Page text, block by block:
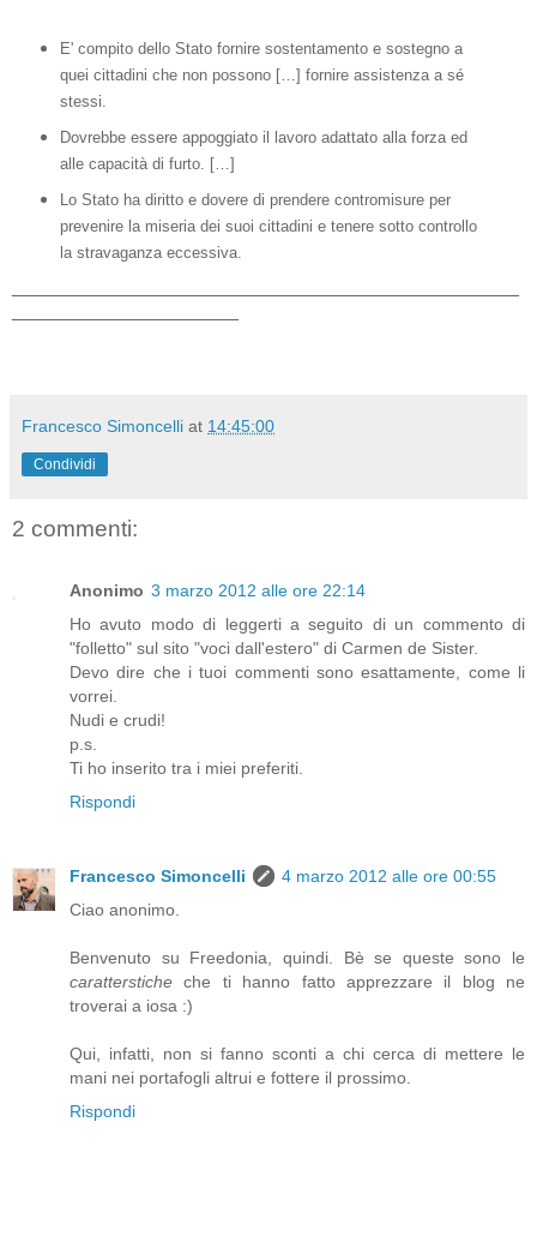
E' compito dello Stato fornire sostentamento e sostegno a
quei cittadini che non possono […] fornire assistenza a sé
stessi.
Dovrebbe essere appoggiato il lavoro adattato alla forza ed
alle capacità di furto. […]
Lo Stato ha diritto e dovere di prendere contromisure per
prevenire la miseria dei suoi cittadini e tenere sotto controllo
la stravaganza eccessiva.
Francesco Simoncelli at 14:45:00
Condividi
2 commenti:
Anonimo 3 marzo 2012 alle ore 22:14
Ho avuto modo di leggerti a seguito di un commento di
"folletto" sul sito "voci dall'estero" di Carmen de Sister.
Devo dire che i tuoi commenti sono esattamente, come li
vorrei.
Nudi e crudi!
p.s.
Ti ho inserito tra i miei preferiti.
Rispondi
Francesco Simoncelli
4 marzo 2012 alle ore 00:55
Ciao anonimo.
Benvenuto su Freedonia, quindi. Bè se queste sono le
caratterstiche che ti hanno fatto apprezzare il blog ne
troverai a iosa :)
Qui, infatti, non si fanno sconti a chi cerca di mettere le
mani nei portafogli altrui e fottere il prossimo.
Rispondi